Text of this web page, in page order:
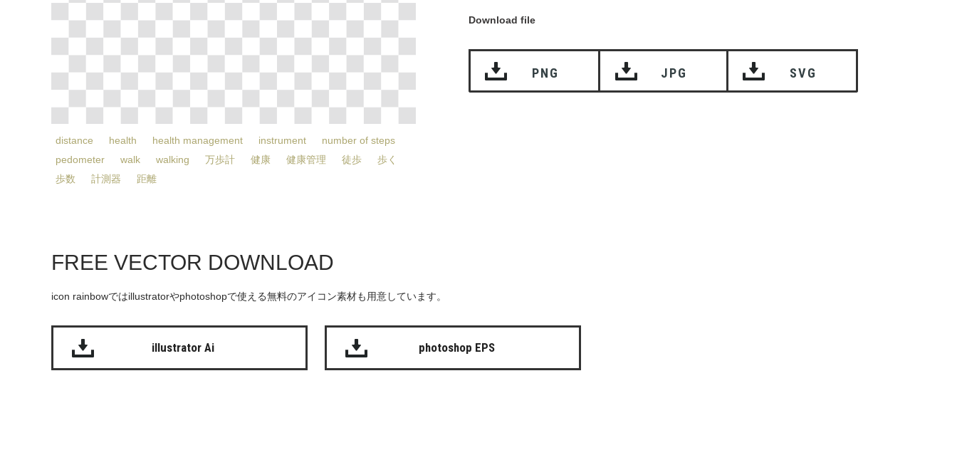
distance health health management instrument
number of steps
pedometer
walk walking 万歩計 健康 健康管理 徒歩
歩く
歩数
計測器 距離
Download file
PNG JPG SVG
FREE VECTOR DOWNLOAD
icon rainbowではillustratorやphotoshopで使える無料のアイコン素材も用意しています。
illustrator Ai photoshop EPS